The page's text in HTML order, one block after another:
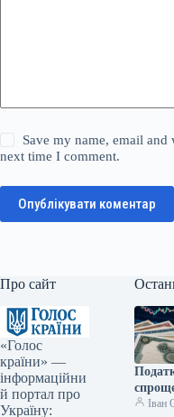
Save my name, email
next time I comment.
Опублікувати коментар
Про сайт
«Голос
країни» —
інформаційни
й портал про
Україну:
зміни
Іван